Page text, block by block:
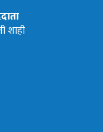
शाही